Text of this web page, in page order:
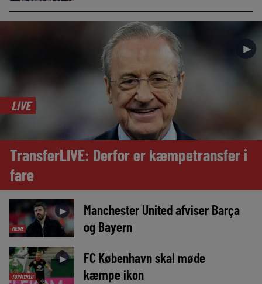
►
LIVE
TransferLIVE: Derfor er kæmpetransfer i
fare
MEDIE
►
Manchester United afviser Barça
og Bayern
TOPNYHED
►
FC København skal møde
kæmpe ikon